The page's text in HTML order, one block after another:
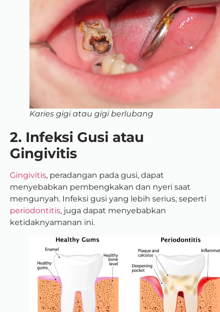
Karies gigi atau gigi berlubang
2. Infeksi Gusi atau
Gingivitis
Gingivitis, peradangan pada gusi, dapat
menyebabkan pembengkakan dan nyeri saat
mengunyah. Infeksi gusi yang lebih serius, seperti
periodontitis, juga dapat menyebabkan
ketidaknyamanan ini.